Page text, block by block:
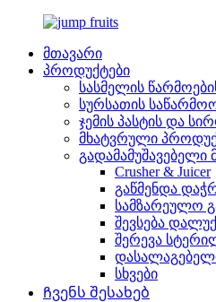
მთავარი
პროდუქტები
სასმელის
სურსათის
ჯემის პასტის და
მხატვრული
გადამამუშავებელი
Crusher & Juicer
გაწმენდა
სამზარეულო
შევსება
შერევა
სხვები
Ჩვენს შესახებ